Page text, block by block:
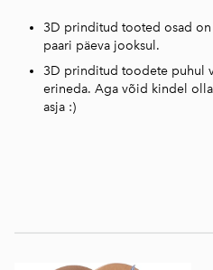
3D prinditud tooted osad on
paari päeva jooksul.
3D prinditud toodete puhul
erineda. Aga võid kindel
asja :)